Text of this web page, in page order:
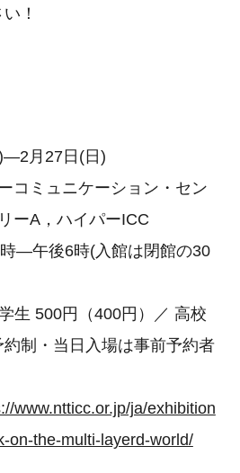
！
月27日(日)
コミュニケーション・セン
ーA，ハイパーICC
—午後6時(入館は閉館の30
生 500円（400円）／ 高校
制・当日入場は事前予約者
www.ntticc.or.jp/ja/exhibition
on-the-multi-layerd-world/